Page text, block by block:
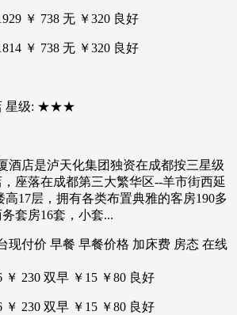
￥ 738 无 ￥320 良好
￥ 738 无 ￥320 良好
星级: ★★★
店是泸天化集团独资在成都按三星级
座落在成都第三大繁华区--羊市街西延
17层，拥有各类布置典雅的客房190多
套房16套，小套...
付价 早餐 早餐价格 加床费 房态 在线
230 双早 ￥15 ￥80 良好
230 双早 ￥15 ￥80 良好